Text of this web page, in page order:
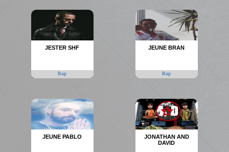
JESTER SHF
Rap
JEUNE BRAN
Rap
JEUNE PABLO
JONATHAN AND
DAVID